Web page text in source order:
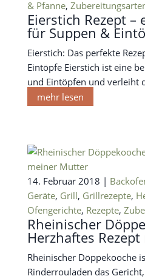
& Pfanne,
Eierstich Rezept –
für Suppen &
Eierstich: Das perfekte
Eintöpfe Eierstich ist eine
und Eintöpfen und verleiht
mehr lesen
14. Februar 2018 |
Geräte, Grill, Grillrezepte,
Ofengerichte, Rezepte,
Rheinischer
Herzhaftes
Rheinischer Döppekooche
Rinderrouladen das